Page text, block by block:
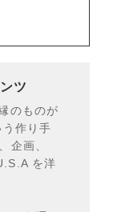
ツ
のものが
作り手
企画、
を洋